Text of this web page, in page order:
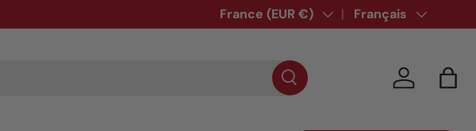
Pays
France (EUR €) LangueFrançais
Se